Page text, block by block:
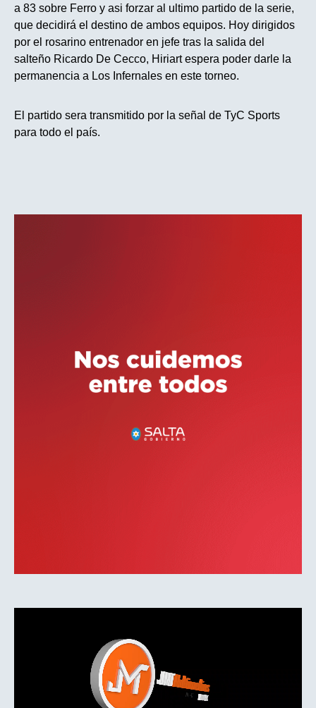
a 83 sobre Ferro y asi forzar al ultimo partido de la serie,
que decidirá el destino de ambos equipos. Hoy dirigidos
por el rosarino entrenador en jefe tras la salida del
salteño Ricardo De Cecco, Hiriart espera poder darle la
permanencia a Los Infernales en este torneo.
El partido sera transmitido por la señal de TyC Sports
para todo el país.